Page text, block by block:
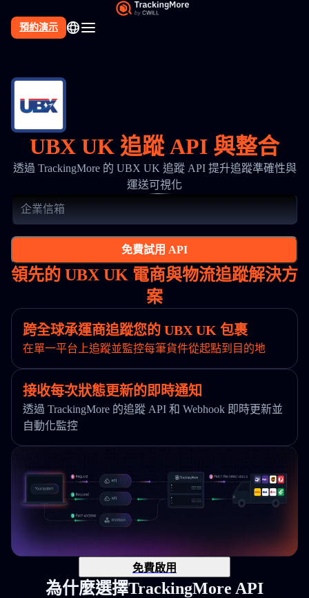
預約演示
UBX UK 追蹤 API 與整合
透過 TrackingMore 的 UBX UK 追蹤 API 提升追蹤準確性與
運送可視化
免費試用 API
領先的 UBX UK 電商與物流追蹤解決方
案
跨全球承運商追蹤您的 UBX UK 包裹
在單一平台上追蹤並監控每筆貨件從起點到目的地
接收每次狀態更新的即時通知
透過 TrackingMore 的追蹤 API 和 Webhook 即時更新並
自動化監控
免費啟用
為什麼選擇TrackingMore API